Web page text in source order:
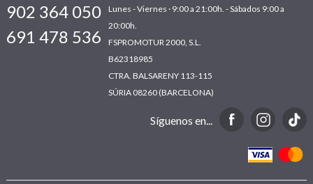
902 364 050
691 478 536
Lunes - Viernes · 9:00 a 21:00h. - Sábados 9:00 a
20:00h.
FSPROMOTUR 2000, S.L.
B62318985
CTRA. BALSARENY 113-115
SÚRIA 08260 (BARCELONA)
Síguenos en...